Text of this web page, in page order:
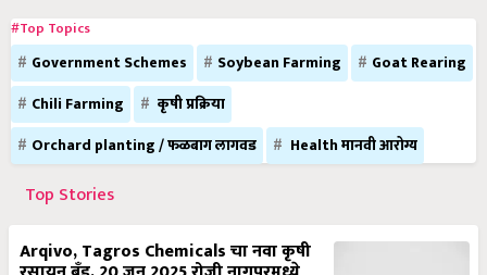
#Top Topics
Government Schemes Soybean Farming
Goat Rearing
Chili Farming
कृषी प्रक्रिया
Orchard planting / फळबाग लागवड
Health मानवी आरोग्य
Top Stories
Arqivo, Tagros Chemicals चा नवा कृषी